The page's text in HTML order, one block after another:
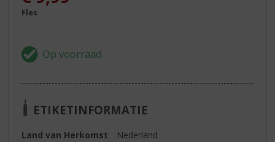
Fles
ETIKETINFORMATIE
Land van Herkomst
Nederland